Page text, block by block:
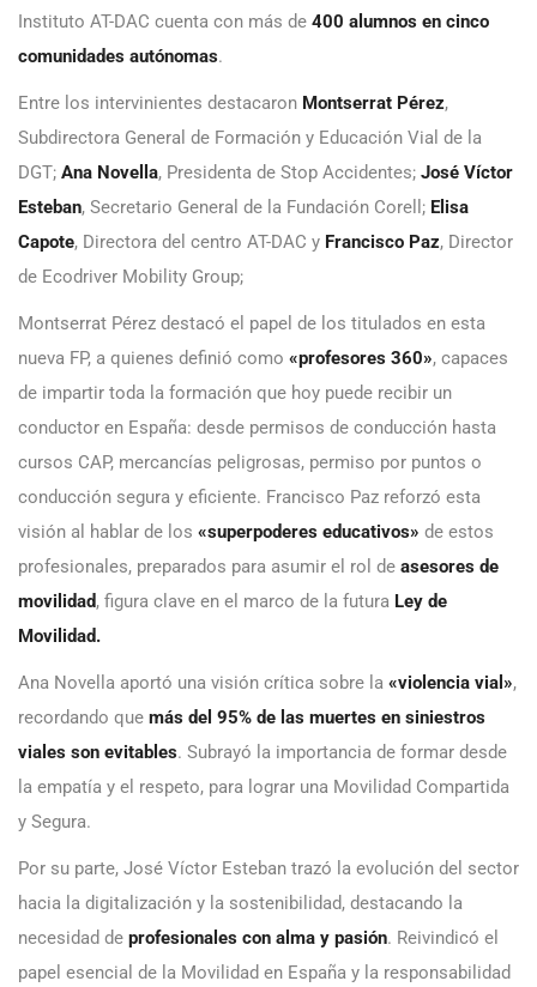
Instituto AT-DAC cuenta con más de 400 alumnos en cinco
comunidades autónomas.
Entre los intervinientes destacaron Montserrat Pérez,
Subdirectora General de Formación y Educación Vial de la
DGT; Ana Novella, Presidenta de Stop Accidentes; José Víctor
Esteban, Secretario General de la Fundación Corell; Elisa
Capote, Directora del centro AT-DAC y Francisco Paz, Director
de Ecodriver Mobility Group;
Montserrat Pérez destacó el papel de los titulados en esta
nueva FP, a quienes definió como «profesores 360», capaces
de impartir toda la formación que hoy puede recibir un
conductor en España: desde permisos de conducción hasta
cursos CAP, mercancías peligrosas, permiso por puntos o
conducción segura y eficiente. Francisco Paz reforzó esta
visión al hablar de los «superpoderes educativos» de estos
profesionales, preparados para asumir el rol de asesores de
movilidad, figura clave en el marco de la futura Ley de
Movilidad.
Ana Novella aportó una visión crítica sobre la «violencia vial»,
recordando que más del 95% de las muertes en siniestros
viales son evitables. Subrayó la importancia de formar desde
la empatía y el respeto, para lograr una Movilidad Compartida
y Segura.
Por su parte, José Víctor Esteban trazó la evolución del sector
hacia la digitalización y la sostenibilidad, destacando la
necesidad de profesionales con alma y pasión. Reivindicó el
papel esencial de la Movilidad en España y la responsabilidad